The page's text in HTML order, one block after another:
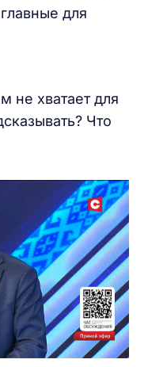
для
не хватает для
Что